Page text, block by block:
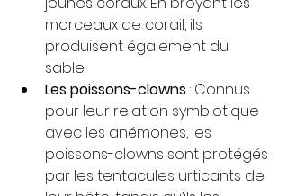
morceaux de corail, ils
produisent également du
sable.
Les poissons-clowns : Connus
pour leur relation symbiotique
avec les anémones, les
poissons-clowns sont protégés
par les tentacules urticants de